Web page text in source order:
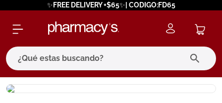
✨FREE DELIVERY +$65✨| CODIGO:FD65
¿Qué estas buscando?
términos más buscados